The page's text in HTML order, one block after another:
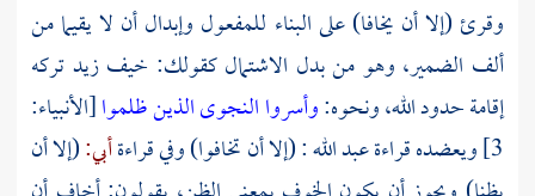
وقرئ (إلا أن يخافا) على البناء للمفعول وإبدال أن لا يقيما من
ألف الضمير، وهو من بدل الاشتمال كقولك: خيف زيد تركه
إقامة حدود الله، ونحوه:وأسروا النجوى الذين ظلموا[الأنبياء:
3] ويعضده قراءة
عبد الله: (إلا أن تخافوا) وفي قراءةأبي:(إلا أن